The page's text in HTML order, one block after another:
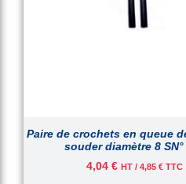
Paire de crochets en queue
souder diamètre 8 SN°
4,04€ HT /4,85€ TTC